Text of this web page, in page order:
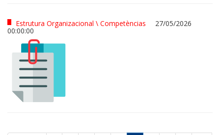
Estrutura Organizacional \ Competèncias 27/05/2026
00:00:00